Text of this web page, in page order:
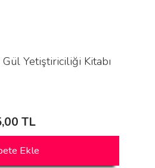
Yetiştiriciliği Kitabı
TL
Ekle